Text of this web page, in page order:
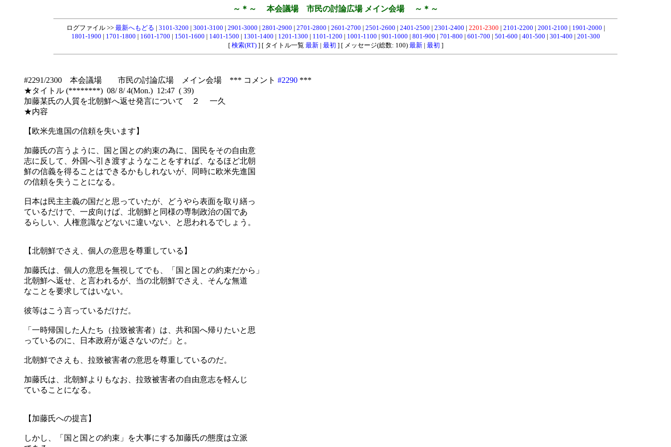
～＊～ 本会議場 市民の討論広場 メイン会場 ～＊～
ログファイル >> 最新へもどる | 3101-3200 | 3001-3100 | 2901-3000 | 2801-2900 | 2701-2800 | 2601-2700 | 2501-2600 | 2401-2500 | 2301-2400 | 2201-2300 | 2101-2200 | 2001-2100 | 1901-2000 |
1801-1900 | 1701-1800 | 1601-1700 | 1501-1600 | 1401-1500 | 1301-1400 | 1201-1300 | 1101-1200 | 1001-1100 | 901-1000 | 801-900 | 701-800 | 601-700 | 501-600 | 401-500 | 301-400 | 201-300
[ 検索(RT)] [ タイトル一覧 最新| 最初 ] [ メッセージ(総数: 100) 最新| 最初 ]
#2291/2300 本会議場 市民の討論広場 メイン会場 *** コメント #2290 ***
★タイトル (********) 08/ 8/ 4(Mon.) 12:47 ( 39)
加藤某氏の人質を北朝鮮へ返せ発言について ２ 一久
★内容
【欧米先進国の信頼を失います】
加藤氏の言うように、国と国との約束の為に、国民をその自由意
志に反して、外国へ引き渡すようなことをすれば、なるほど北朝
鮮の信義を得ることはできるかもしれないが、同時に欧米先進国
の信頼を失うことになる。
日本は民主主義の国だと思っていたが、どうやら表面を取り繕っ
ているだけで、一皮向けば、北朝鮮と同様の専制政治の国であ
るらしい、人権意識などないに違いない、と思われるでしょう。
【北朝鮮でさえ、個人の意思を尊重している】
加藤氏は、個人の意思を無視してでも、「国と国との約束だから」
北朝鮮へ返せ、と言われるが、当の北朝鮮でさえ、そんな無道
なことを要求してはいない。
彼等はこう言っているだけだ。
「一時帰国した人たち（拉致被害者）は、共和国へ帰りたいと思
っているのに、日本政府が返さないのだ」と。
北朝鮮でさえも、拉致被害者の意思を尊重しているのだ。
加藤氏は、北朝鮮よりもなお、拉致被害者の自由意志を軽んじ
ていることになる。
【加藤氏への提言】
しかし、「国と国との約束」を大事にする加藤氏の態度は立派